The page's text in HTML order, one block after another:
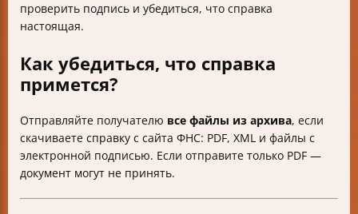
проверить подпись и убедиться, что справка
настоящая.
Как убедиться, что справка
примется?
Отправляйте получателю все файлы из архива, если
скачиваете справку с сайта ФНС: PDF, XML и файлы с
электронной подписью. Если отправите только PDF —
документ могут не принять.